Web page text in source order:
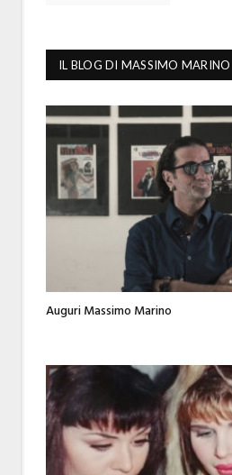
IL BLOG DI MASSIMO MARINO
Auguri Massimo Marino